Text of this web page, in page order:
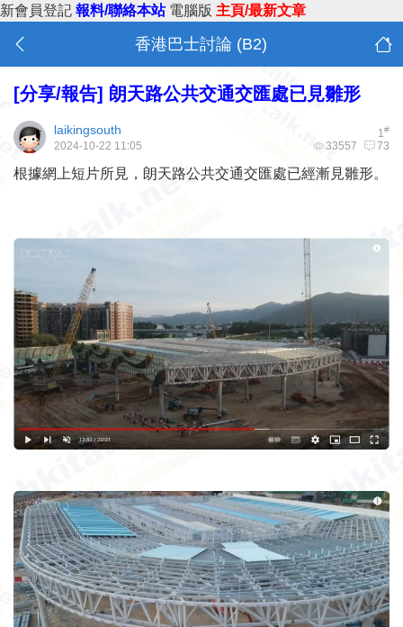
新會員登記 報料/聯絡本站 電腦版 主頁/最新文章
香港巴士討論 (B2)
[分享/報告] 朗天路公共交通交匯處已見雛形
1#
laikingsouth
33557 73
2024-10-22 11:05
根據網上短片所見，朗天路公共交通交匯處已經漸見雛形。